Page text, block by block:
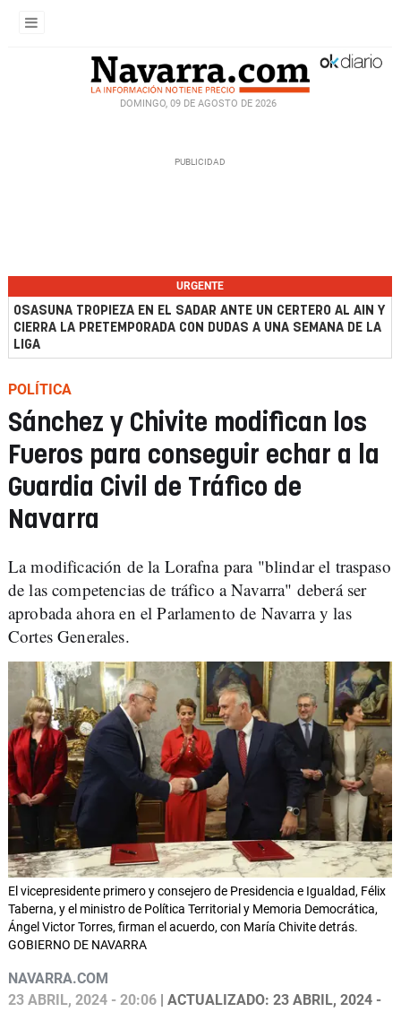
DOMINGO, 09 DE AGOSTO DE 2026
URGENTE
OSASUNA TROPIEZA EN EL SADAR ANTE UN CERTERO AL AIN Y
CIERRA LA PRETEMPORADA CON DUDAS A UNA SEMANA DE LA
LIGA
POLÍTICA
Sánchez y Chivite modifican los
Fueros para conseguir echar a la
Guardia Civil de Tráfico de
Navarra
La modificación de la Lorafna para "blindar el traspaso
de las competencias de tráfico a Navarra" deberá ser
aprobada ahora en el Parlamento de Navarra y las
Cortes Generales.
El vicepresidente primero y consejero de Presidencia e Igualdad, Félix
Taberna, y el ministro de Política Territorial y Memoria Democrática,
Ángel Victor Torres, firman el acuerdo, con María Chivite detrás.
GOBIERNO DE NAVARRA
NAVARRA.COM
23 ABRIL, 2024 - 20:06 | ACTUALIZADO: 23 ABRIL, 2024 -